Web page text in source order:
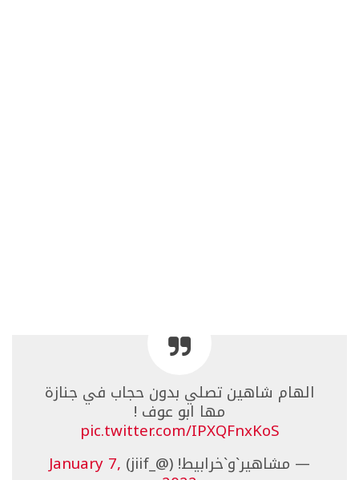
الهام شاهين تصلي بدون حجاب في جنازة
مها ابو عوف !
pic.twitter.com/IPXQFnxKoS
— مشاهير`و`خرابيط! (@_jiif)
January 7,